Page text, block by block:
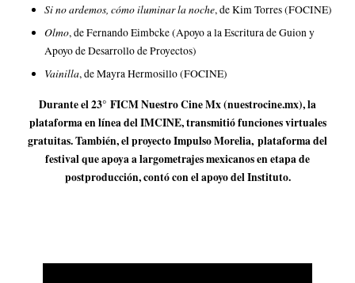
Si no ardemos, cómo iluminar la noche, de Kim Torres (FOCINE)
Olmo, de Fernando Eimbcke (Apoyo a la Escritura de Guion y
Apoyo de Desarrollo de Proyectos)
Vainilla, de Mayra Hermosillo (FOCINE)
Durante el 23° FICM Nuestro Cine Mx (nuestrocine.mx), la
plataforma en línea del IMCINE, transmitió funciones virtuales
gratuitas. También, el proyecto Impulso Morelia, plataforma del
festival que apoya a largometrajes mexicanos en etapa de
postproducción, contó con el apoyo del Instituto.